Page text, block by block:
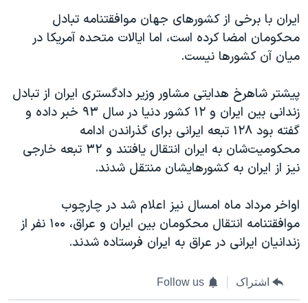
ایران با برخی از کشورهای جهان موافقتنامه تبادل
محکومان امضا کرده است، اما ایالات متحده آمریکا در
میان آن کشورها نیست.
پیشتر شاهرخ هدايتی مشاور وزير دادگستری ایران از تبادل
زندانی بين ايران و ۱۲ کشور دنيا در سال ۹۳ خبر داده و
گفته بود ۱۲۸ تبعه ايرانی برای گذراندن ادامه
محکوميت‌شان به ایران انتقال يافتند و ۳۲ تبعه خارجی
نيز از ايران به کشورها‌يشان منتقل شدند.
اواخر مرداد ماه امسال نیز اعلام شد در چارچوب
موافقتنامه انتقال محکومان بین ایران و عراق، ۱۰۰ نفر از
زندانیان ایرانی در عراق به ایران فرستاده شدند.
اشتراک Follow us